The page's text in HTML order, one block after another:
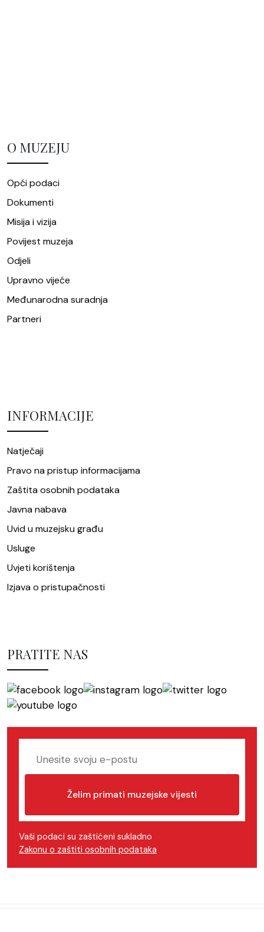
O MUZEJU
Opći podaci
Dokumenti
Misija i vizija
Povijest muzeja
Odjeli
Upravno vijeće
Međunarodna suradnja
Partneri
INFORMACIJE
Natječaji
Pravo na pristup informacijama
Zaštita osobnih podataka
Javna nabava
Uvid u muzejsku građu
Usluge
Uvjeti korištenja
Izjava o pristupačnosti
PRATITE NAS
Želim primati muzejske vijesti
Vaši podaci su zaštićeni sukladno
Zakonu o zaštiti osobnih podataka